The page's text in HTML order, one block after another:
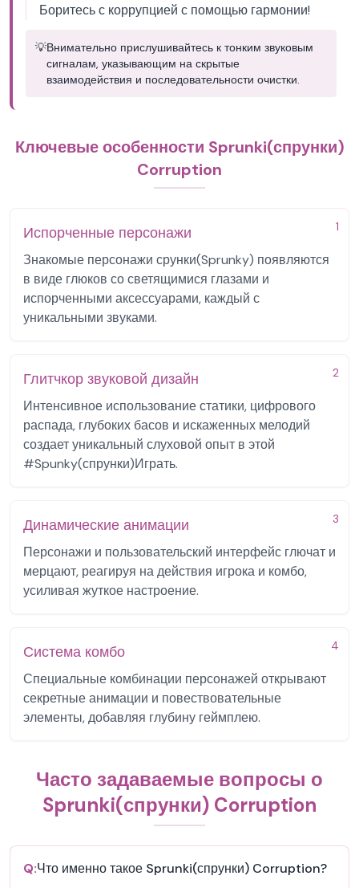
Боритесь с коррупцией с помощью гармонии!
💡Внимательно прислушивайтесь к тонким звуковым
сигналам, указывающим на скрытые
взаимодействия и последовательности очистки.
Ключевые особенности Sprunki(спрунки)
Corruption
1
Испорченные персонажи
Знакомые персонажи срунки(Sprunky) появляются
в виде глюков со светящимися глазами и
испорченными аксессуарами, каждый с
уникальными звуками.
2
Глитчкор звуковой дизайн
Интенсивное использование статики, цифрового
распада, глубоких басов и искаженных мелодий
создает уникальный слуховой опыт в этой
#Spunky(спрунки)Играть.
3
Динамические анимации
Персонажи и пользовательский интерфейс глючат и
мерцают, реагируя на действия игрока и комбо,
усиливая жуткое настроение.
4
Система комбо
Специальные комбинации персонажей открывают
секретные анимации и повествовательные
элементы, добавляя глубину геймплею.
Часто задаваемые вопросы о
Sprunki(спрунки) Corruption
Q:Что именно такое Sprunki(спрунки) Corruption?